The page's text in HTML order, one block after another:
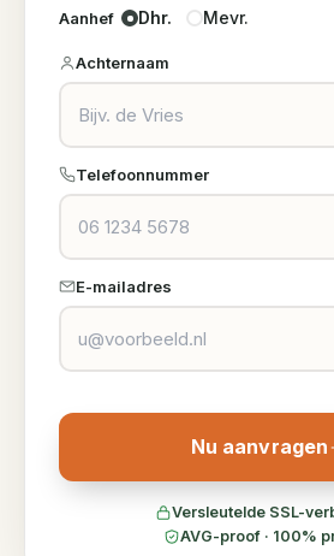
Aanhef Dhr. Mevr.
Achternaam
Telefoonnummer
E-mailadres
Nu aanvragen
Versleutelde SSL-
AVG-proof · 100%